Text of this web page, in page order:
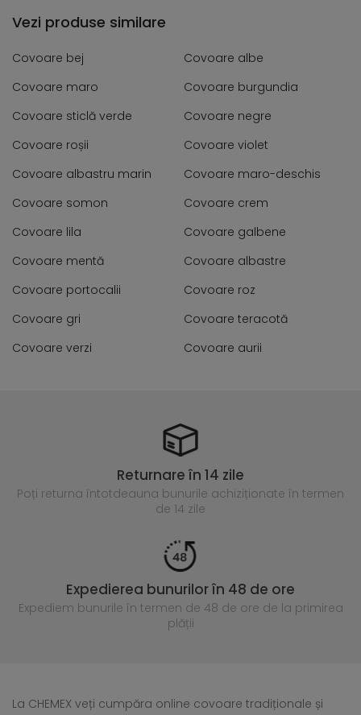
Vezi produse similare
Covoare bej
Covoare albe
Covoare maro
Covoare burgundia
Covoare sticlă verde
Covoare negre
Covoare roșii
Covoare violet
Covoare albastru marin
Covoare maro-deschis
Covoare somon
Covoare crem
Covoare lila
Covoare galbene
Covoare mentă
Covoare albastre
Covoare portocalii
Covoare roz
Covoare gri
Covoare teracotă
Covoare verzi
Covoare aurii
Returnare în 14 zile
Poți returna întotdeauna bunurile achiziționate în termen
de 14 zile
Expedierea bunurilor în 48 de ore
Expediem bunurile în termen de 48 de ore de la primirea
plății
La CHEMEX veți cumpăra online covoare tradiționale și